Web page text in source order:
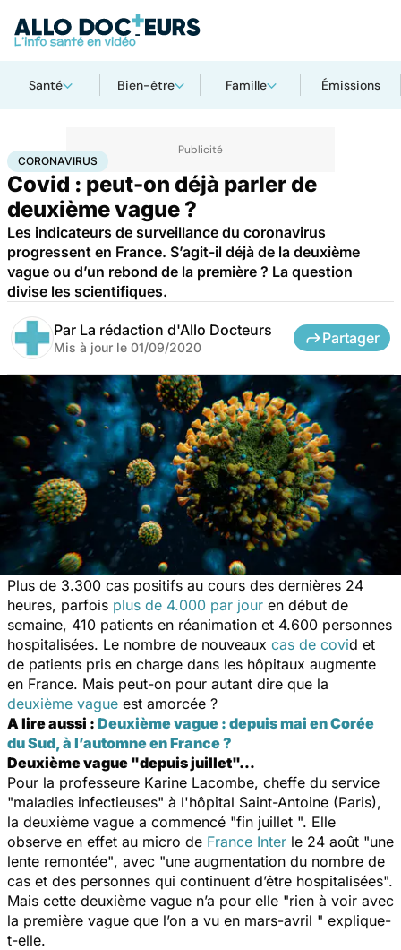
Santé Bien-être Famille Émissions
AccueilSantéMaladies Coronavirus
CORONAVIRUS
Covid : peut-on déjà parler de
deuxième vague ?
Les indicateurs de surveillance du coronavirus
progressent en France. S’agit-il déjà de la deuxième
vague ou d’un rebond de la première ? La question
divise les scientifiques.
Par La rédaction d'Allo Docteurs
Mis à jour le 01/09/2020
Partager
Plus de 3.300 cas positifs au cours des dernières 24
heures, parfois plus de 4.000 par jour en début de
semaine, 410 patients en réanimation et 4.600 personnes
hospitalisées. Le nombre de nouveaux cas de covid et
de patients pris en charge dans les hôpitaux augmente
en France. Mais peut-on pour autant dire que la
deuxième vague est amorcée ?
A lire aussi : Deuxième vague : depuis mai en Corée
du Sud, à l’automne en France ?
Deuxième vague "depuis juillet"…
Pour la professeure Karine Lacombe, cheffe du service
"maladies infectieuses" à l'hôpital Saint-Antoine (Paris),
la deuxième vague a commencé "fin juillet ". Elle
observe en effet au micro de France Inter le 24 août "une
lente remontée", avec "une augmentation du nombre de
cas et des personnes qui continuent d’être hospitalisées".
Mais cette deuxième vague n’a pour elle "rien à voir avec
la première vague que l’on a vu en mars-avril " explique-
t-elle.